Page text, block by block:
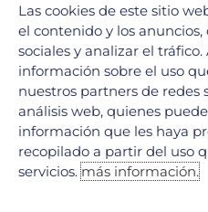
septiembre 2023
agosto 2023
julio 2023
junio 2023
mayo 2023
abril 2023
Las cookies de este sitio
el contenido y los
sociales y analizar el
información sobre el uso
nuestros partners de redes
análisis web, quienes
información que les haya
recopilado a partir del uso
servicios.más información.